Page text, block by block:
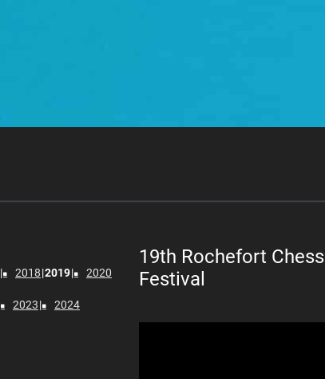
2018 2019 2020
2023 2024
19th Rochefort Chess
Festival